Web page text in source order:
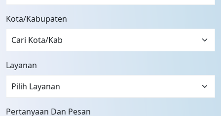
Kota/Kabupaten
Layanan
Pertanyaan Dan Pesan